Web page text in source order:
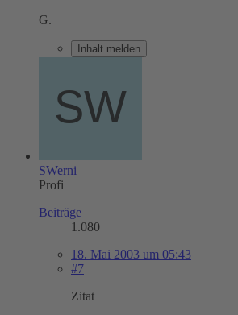
G.
Inhalt melden
SWerni
Profi
Beiträge
1.080
18. Mai 2003 um 05:43
#7
Zitat